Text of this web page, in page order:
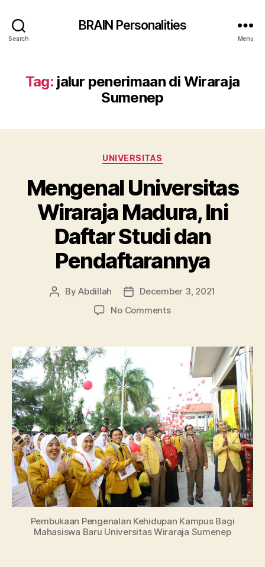
Search
BRAIN Personalities
Menu
Tag: jalur penerimaan di Wiraraja
Sumenep
Categories
UNIVERSITAS
Mengenal Universitas
Wiraraja Madura, Ini
Daftar Studi dan
Pendaftarannya
PostByAbdillah
Post
date
December 3, 2021
No Commentson
Wiraraja
Madura,
Daftar
Studi
dan
Pendaftarannya
Pembukaan Pengenalan Kehidupan Kampus Bagi
Mahasiswa Baru Universitas Wiraraja Sumenep